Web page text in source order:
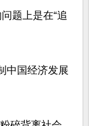
题上是在“追
中国经济发展